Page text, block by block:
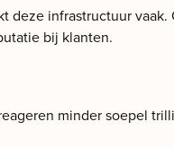
deze infrastructuur vaak.
bij klanten.
minder soepel